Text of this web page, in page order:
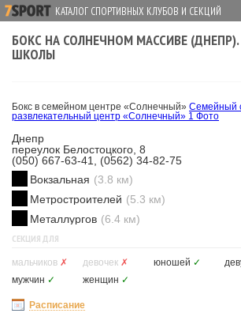
КАТАЛОГ СПОРТИВНЫХ КЛУБОВ И СЕКЦИЙ
БОКС НА СОЛНЕЧНОМ МАССИВЕ
ШКОЛЫ
Бокс в семейном центре «Солнечный» Семейный
развлекательный центр «Солнечный» 1 Фото
Днепр
переулок Белостоцкого, 8
(050) 667-63-41, (0562) 34-82-75
Вокзальная (3.8 км)
Метростроителей (5.3 км)
Металлургов (6.4 км)
СЕКЦИЯ ДЛЯ
мальчиков ✗ девочек ✗ юношей ✓
мужчин ✓ женщин ✓
Расписание